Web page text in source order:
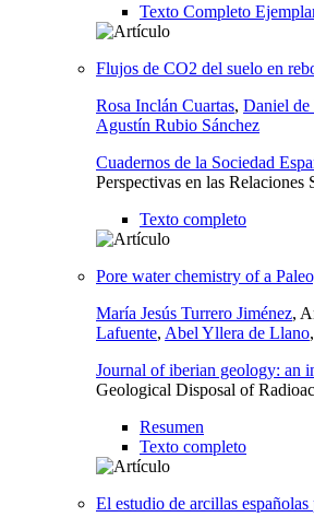
Texto Completo
Flujos de CO2 del suelo en
Rosa Inclán Cuartas, Daniel de
Agustín Rubio Sánchez
Cuadernos de la Sociedad
Perspectivas en las Relaciones
Texto completo
Pore water chemistry of a
María Jesús Turrero Jiménez,
Lafuente, Abel Yllera de Llano,
Journal of iberian geology: an
Geological Disposal of
Resumen
Texto completo
El estudio de arcillas